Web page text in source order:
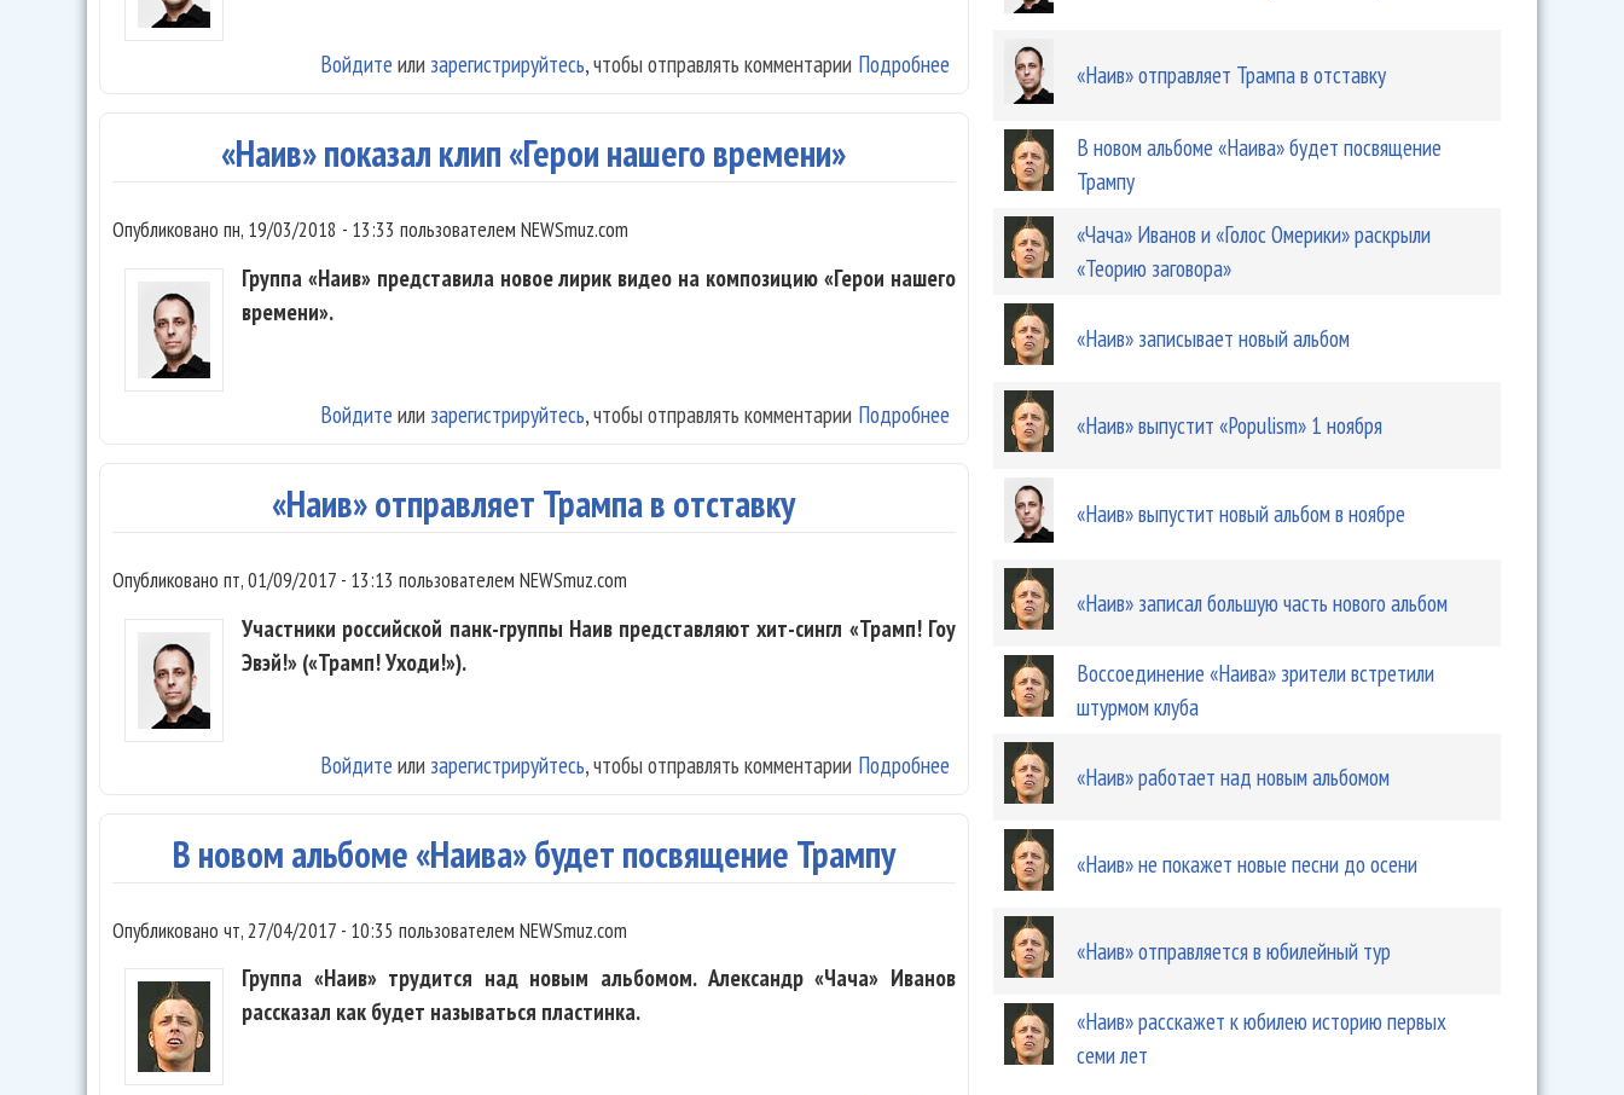
Подробнее о «Наив» выпустил свой последний альбом
Войдите или зарегистрируйтесь, чтобы отправлять комментарии
«Наив» показал клип «Герои нашего времени»
Опубликовано пн, 19/03/2018 - 13:33 пользователем NEWSmuz.com
Группа «Наив» представила новое лирик видео на композицию «Герои нашего
времени».
Подробнее о «Наив» показал клип «Герои нашего времени»
Войдите или зарегистрируйтесь, чтобы отправлять комментарии
«Наив» отправляет Трампа в отставку
Опубликовано пт, 01/09/2017 - 13:13 пользователем NEWSmuz.com
Участники российской панк-группы Наив представляют хит-сингл «Трамп! Гоу
Эвэй!» («Трамп! Уходи!»).
Подробнее о «Наив» отправляет Трампа в отставку
Войдите или зарегистрируйтесь, чтобы отправлять комментарии
В новом альбоме «Наива» будет посвящение Трампу
Опубликовано чт, 27/04/2017 - 10:35 пользователем NEWSmuz.com
Группа «Наив» трудится над новым альбомом. Александр «Чача» Иванов
рассказал как будет называться пластинка.
«Наив» отправляет Трампа в отставку
В новом альбоме «Наива» будет посвящение
Трампу
«Чача» Иванов и «Голос Омерики» раскрыли
«Теорию заговора»
«Наив» записывает новый альбом
«Наив» выпустит «Populism» 1 ноября
«Наив» выпустит новый альбом в ноябре
«Наив» записал большую часть нового альбом
Воссоединение «Наива» зрители встретили
штурмом клуба
«Наив» работает над новым альбомом
«Наив» не покажет новые песни до осени
«Наив» отправляется в юбилейный тур
«Наив» расскажет к юбилею историю первых
семи лет